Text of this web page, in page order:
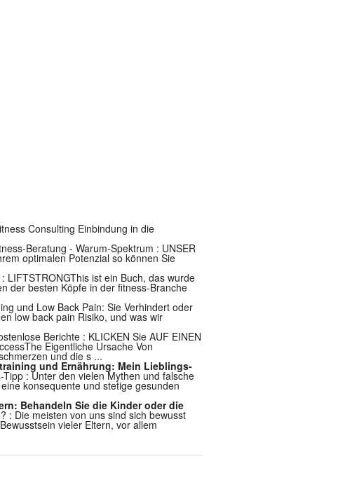
Consulting Einbindung in die
Beratung - Warum-Spektrum : UNSER
optimalen Potenzial so können Sie
LIFTSTRONGThis ist ein Buch, das wurde
der besten Köpfe in der fitness-Branche
und Low Back Pain: Sie Verhindert oder
low back pain Risiko, und was wir
Berichte : KLICKEN Sie AUF EINEN
Eigentliche Ursache Von
und die s ...
und Ernährung: Mein Lieblings-
: Unter den vielen Mythen und falsche
konsequente und stetige gesunden
Behandeln Sie die Kinder oder die
: Die meisten von uns sind sich bewusst
vieler Eltern, vor allem